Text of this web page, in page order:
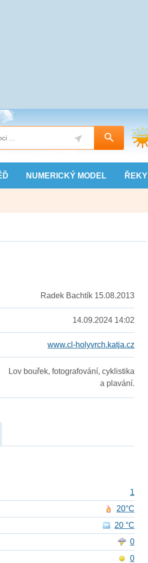
NUMERICKÝ MODEL ŘEKY
Radek Bachtík 15.08.2013
14.09.2024 14:02
www.cl-holyvrch.katja.cz
Lov bouřek, fotografování, cyklistika
a plavání.
1
20°C
20 °C
0
0